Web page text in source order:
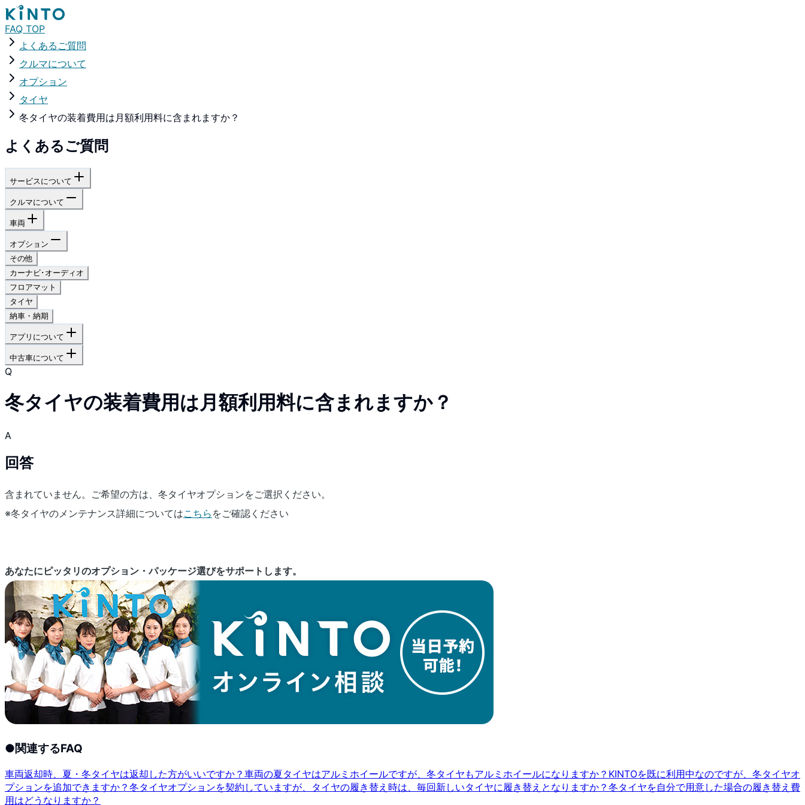
FAQ TOP
よくあるご質問
クルマについて
オプション
タイヤ
冬タイヤの装着費用は月額利用料に含まれますか？
よくあるご質問
サービスについて
クルマについて
車両
オプション
その他
カーナビ･オーディオ
フロアマット
タイヤ
納車・納期
アプリについて
中古車について
Q
冬タイヤの装着費用は月額利用料に含まれますか？
A
回答
含まれていません。ご希望の方は、冬タイヤオプションをご選択ください。
※冬タイヤのメンテナンス詳細についてはこちら をご確認ください
あなたにピッタリのオプション・パッケージ選びをサポートします。
●関連するFAQ
車両返却時、夏・冬タイヤは返却した方がいいですか？ 車両の夏タイヤはアルミホイールですが、冬タイヤもアルミホイールになりますか？ KINTOを既に利用中なのですが、冬タイヤオ
プションを追加できますか？ 冬タイヤオプションを契約していますが、タイヤの履き替え時は、毎回新しいタイヤに履き替えとなりますか？ 冬タイヤを自分で用意した場合の履き替え費
用はどうなりますか？